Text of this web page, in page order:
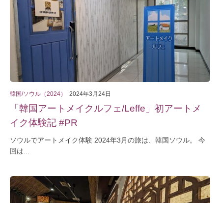
韓国/ソウル（2024） 2024年3月24日
「韓国アートメイクルフェ/Leffe」初アートメ
イク体験記 #PR
ソウルでアートメイク体験 2024年3月の旅は、韓国ソウル。 今
回は...